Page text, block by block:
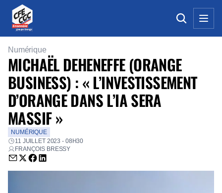
Numérique
MICHAËL DEHENEFFE (ORANGE
BUSINESS) : « L’INVESTISSEMENT
D’ORANGE DANS L’IA SERA
MASSIF »
NUMÉRIQUE
11 JUILLET 2023 - 08H30
FRANÇOIS BRESSY
Envoyer par email (nouvelle fenêtre)
Partager sur Twitter (nouvelle fenêtre)
Partager sur Facebook (nouvelle fenêtre)
Partager sur LinkedIn (nouvelle fenêtre)